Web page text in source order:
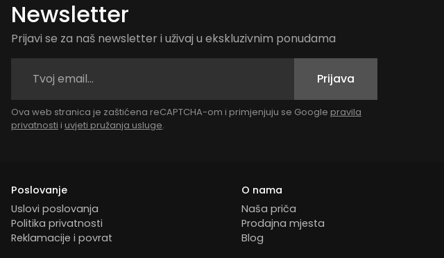
Newsletter
Prijavi se za naš newsletter i uživaj u ekskluzivnim ponudama
Prijava
Ova web stranica je zaštićena reCAPTCHA-om i primjenjuju se Google pravila
privatnosti i uvjeti pružanja usluge.
Poslovanje
Uslovi poslovanja
Politika privatnosti
Reklamacije i povrat
O nama
Naša priča
Prodajna mjesta
Blog